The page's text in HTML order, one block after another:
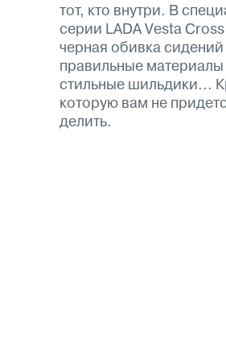
тот, кто внутри. В
серии LADA Vesta Cross
черная обивка сидений
правильные материалы
стильные шильдики...
которую вам не
делить.